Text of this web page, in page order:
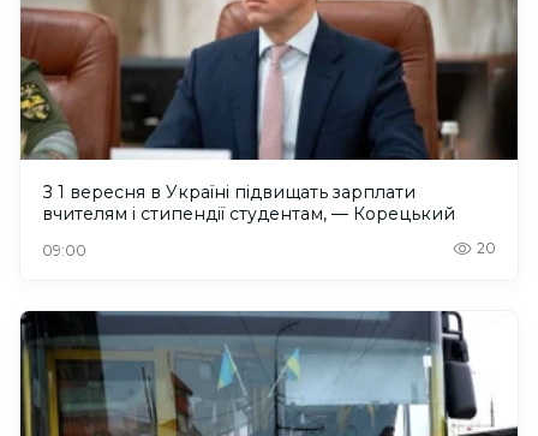
З 1 вересня в Україні підвищать зарплати
вчителям і стипендії студентам, — Корецький
09:00 20